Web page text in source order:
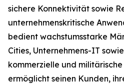
sichere Konnektivität sowie
unternehmenskritische
bedient wachstumsstarke
Cities, Unternehmens-IT
kommerzielle und militärische
ermöglicht seinen Kunden,